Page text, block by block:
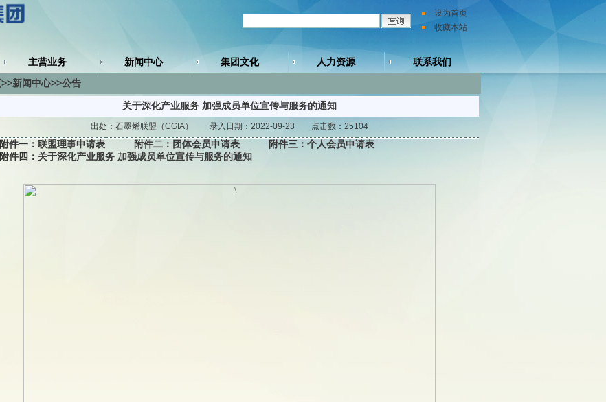
设为首页
收藏本站
主营业务 新闻中心 集团文化 人力资源 联系我们
新闻中心>>公告
关于深化产业服务 加强成员单位宣传与服务的通知
出处：石墨烯联盟（CGIA） 录入日期：2022-09-23 点击数：25104
一： 联盟理事申请表 附件二： 团体会员申请表 附件三： 个人会员申请表
四： 关于深化产业服务 加强成员单位宣传与服务的通知